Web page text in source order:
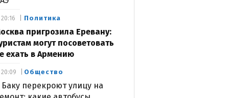
Политика
пригрозила Еревану:
могут посоветовать
ехать в Армению
20:16
Общество
Баку перекроют улицу на
20:09